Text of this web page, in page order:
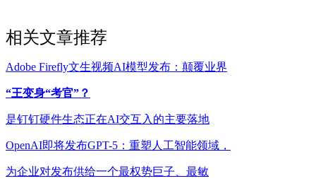
相关文章推荐
Adobe Firefly文生视频AI模型发布：颠覆业界
“王变身“考官”？
是钉钉硬件生态正在AI交互入的主要落地
OpenAI即将发布GPT-5：重塑人工智能领域，
为企业对发布供给一个最权势巨子、最敏